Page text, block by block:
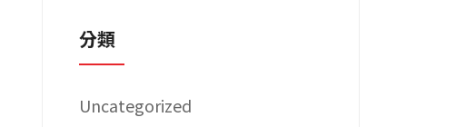
分類
Uncategorized